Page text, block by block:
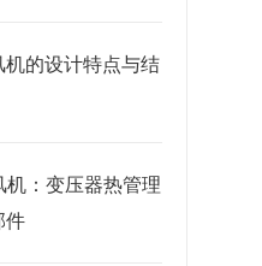
机的设计特点与结
机：变压器热管理
件